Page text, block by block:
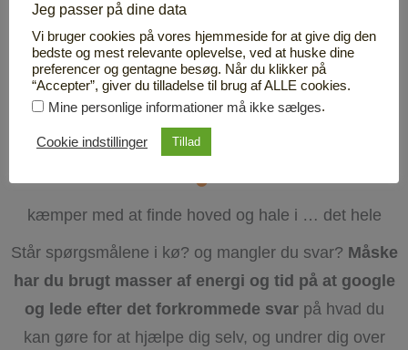
frygten mindskes og det positive livssyn øges
lærer hvordan du kan fortælle din kræfthistorie, så du
får den respons du gerne vil have.
kæmper med at finde hoved og hale i … det hele
Står spørgsmålene i kø? og mangler du svar? Måske
har du brugt masser af energi og tid på at google
og lede efter det forkrommede svarpå hvad du
kan gøre for at hjælpe dig selv, og undrer dig over
Jeg passer på dine data
Vi bruger cookies på vores hjemmeside for at give dig den
bedste og mest relevante oplevelse, ved at huske dine
preferencer og gentagne besøg. Når du klikker på
“Accepter”, giver du tilladelse til brug af ALLE cookies.
Mine personlige informationer må ikke sælges.
Cookie indstillinger Tillad